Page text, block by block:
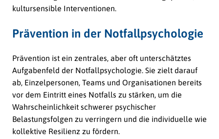
kultursensible Interventionen.
Prävention in der Notfallpsychologie
Prävention ist ein zentrales, aber oft unterschätztes
Aufgabenfeld der Notfallpsychologie. Sie zielt darauf
ab, Einzelpersonen, Teams und Organisationen bereits
vor dem Eintritt eines Notfalls zu stärken, um die
Wahrscheinlichkeit schwerer psychischer
Belastungsfolgen zu verringern und die individuelle wie
kollektive Resilienz zu fördern.